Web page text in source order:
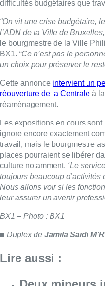
ignore encore exactement
places pourraient se libérer
culture notamment.“Le
toujours beaucoup d’activités
Nous allons voir si les
leur assurer un avenir
BX1 – Photo : BX1
■ Duplex deJamila Saïdi
Lire aussi :
Deux mineurs
vol à main
commerce